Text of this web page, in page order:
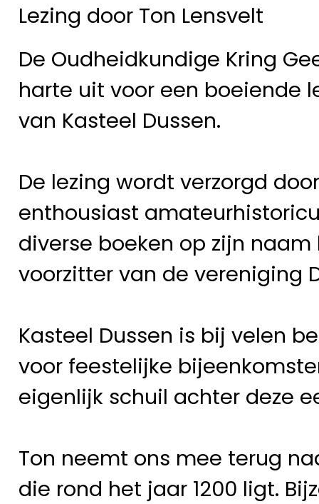
Lezing door Ton Lensvelt
De Oudheidkundige Kring
harte uit voor een boeiende
van Kasteel Dussen.
De lezing wordt verzorgd
enthousiast
diverse boeken op zijn
voorzitter van de vereniging
Kasteel Dussen is bij velen
voor feestelijke
eigenlijk schuil achter deze
Ton neemt ons mee terug
die rond het jaar 1200 ligt.